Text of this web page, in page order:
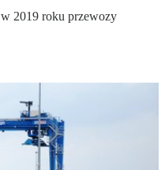
2019 roku przewozy